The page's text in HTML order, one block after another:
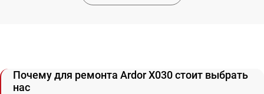
Почему для ремонта Ardor X030 стоит выбрать
нас